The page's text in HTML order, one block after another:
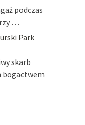
podczas
…
Park
skarb
bogactwem